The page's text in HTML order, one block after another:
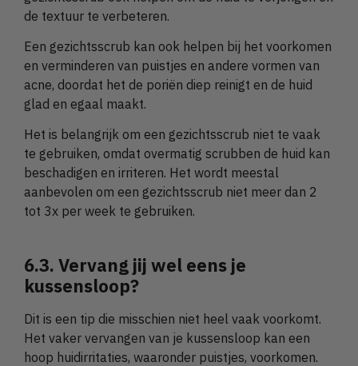
de textuur te verbeteren.
Een gezichtsscrub kan ook helpen bij het voorkomen
en verminderen van puistjes en andere vormen van
acne, doordat het de poriën diep reinigt en de huid
glad en egaal maakt.
Het is belangrijk om een gezichtsscrub niet te vaak
te gebruiken, omdat overmatig scrubben de huid kan
beschadigen en irriteren. Het wordt meestal
aanbevolen om een gezichtsscrub niet meer dan 2
tot 3x per week te gebruiken.
6.3. Vervang jij wel eens je
kussensloop?
Dit is een tip die misschien niet heel vaak voorkomt.
Het vaker vervangen van je kussensloop kan een
hoop huidirritaties, waaronder puistjes, voorkomen.